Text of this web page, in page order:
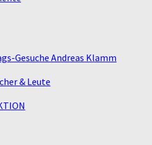
Gesuche Andreas Klamm
& Leute